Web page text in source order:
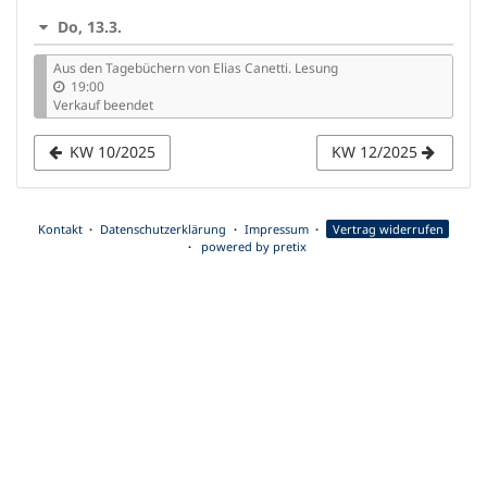
auswählen
Do, 13.3.
Aus den Tagebüchern von Elias Canetti. Lesung
19:00
Verkauf beendet
KW 10/2025 KW 12/2025
Kontakt Datenschutzerklärung Impressum
Vertrag widerrufen
powered by pretix